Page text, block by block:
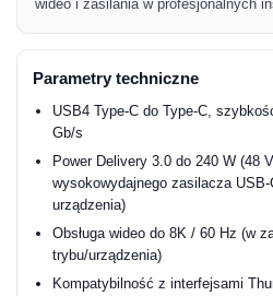
wideo i zasilania w profesjonalnych
Parametry techniczne
USB4 Type-C do Type-C,
Gb/s
Power Delivery 3.0 do 240 W (48
wysokowydajnego zasilacza
urządzenia)
Obsługa wideo do 8K / 60 Hz (w
trybu/urządzenia)
Kompatybilność z interfejsami